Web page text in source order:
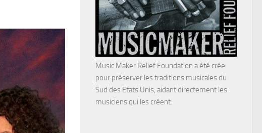
Music Maker Relief Foundation a été crée
pour préserver les traditions musicales du
Sud des Etats Unis, aidant directement les
musiciens qui les créent.